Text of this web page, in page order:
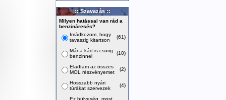
:: Szavazás ::
Milyen hatással van rád a
benzináresés?
Imádkozom, hogy
tavaszig kitartson
(61)
Már a kád is csurig
benzinnel
(10)
Eladtam az összes
MOL részvényemet
(2)
Hosszabb nyári
túrákat szervezek
(4)
Ez hülyeség, most